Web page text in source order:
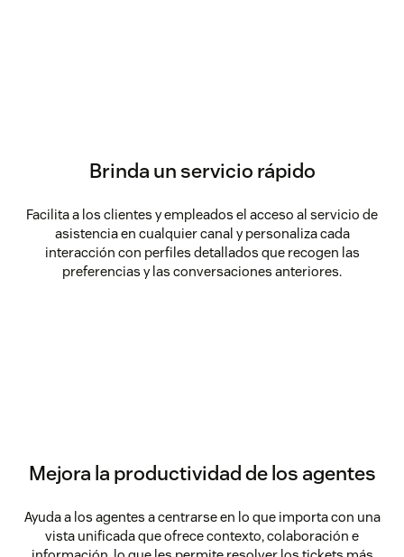
Brinda un servicio rápido
Facilita a los clientes y empleados el acceso al servicio de
asistencia en cualquier canal y personaliza cada
interacción con perfiles detallados que recogen las
preferencias y las conversaciones anteriores.
Mejora la productividad de los agentes
Ayuda a los agentes a centrarse en lo que importa con una
vista unificada que ofrece contexto, colaboración e